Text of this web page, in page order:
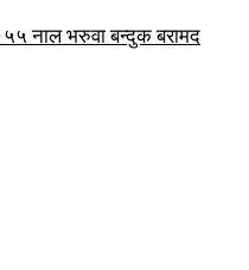
५५ नाल भरुवा बन्दुक बरामद